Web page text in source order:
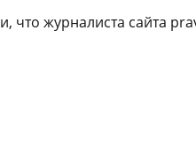
что журналиста сайта